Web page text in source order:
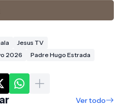
Jesus TV
2026 Padre Hugo Estrada
Ver todo